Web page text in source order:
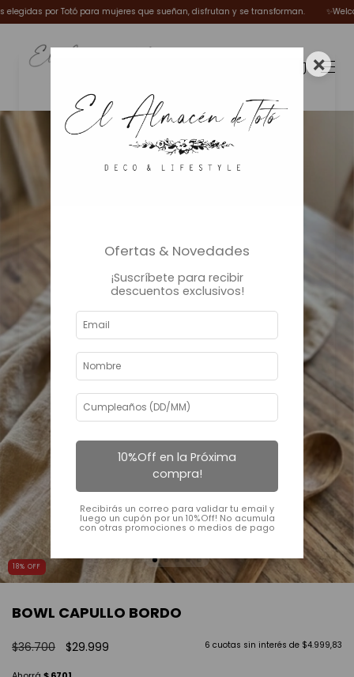
por Totó para mujeres que sueñan, disfrutan y se transforman. ✨Welcome
18% OFF
BOWL CAPULLO BORDO
$36.700 $29.999 6 cuotas sin interés de $4.999,83
×
Ofertas & Novedades
¡Suscríbete para recibir
descuentos exclusivos!
10%Off en la Próxima
compra!
Recibirás un correo para validar tu email y
luego un cupón por un 10%Off! No acumula
con otras promociones o medios de pago